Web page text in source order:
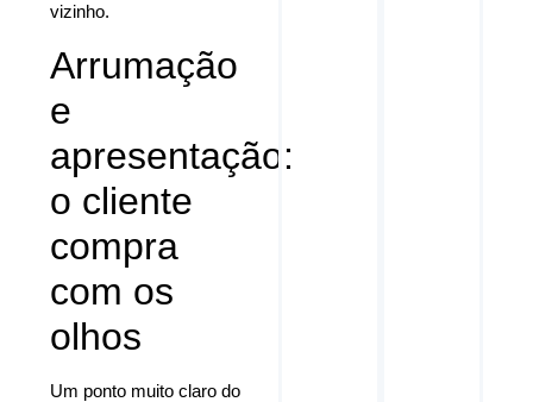
vizinho.
Arrumação
e
apresentação:
o cliente
compra
com os
olhos
Um ponto muito claro do